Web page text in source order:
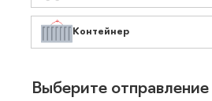
Контейнер
Выберите отправление